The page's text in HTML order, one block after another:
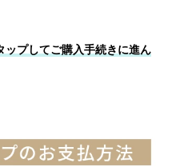
ップしてご購入手続きに進ん